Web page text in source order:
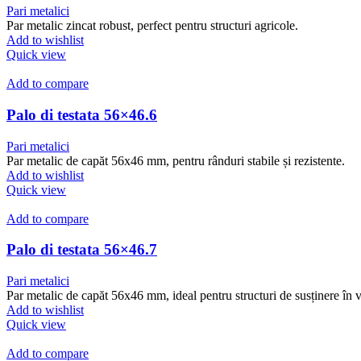
Pari metalici
Par metalic zincat robust, perfect pentru structuri agricole.
Add to wishlist
Quick view
Add to compare
Palo di testata 56×46.6
Pari metalici
Par metalic de capăt 56x46 mm, pentru rânduri stabile și rezistente.
Add to wishlist
Quick view
Add to compare
Palo di testata 56×46.7
Pari metalici
Par metalic de capăt 56x46 mm, ideal pentru structuri de susținere în
Add to wishlist
Quick view
Add to compare